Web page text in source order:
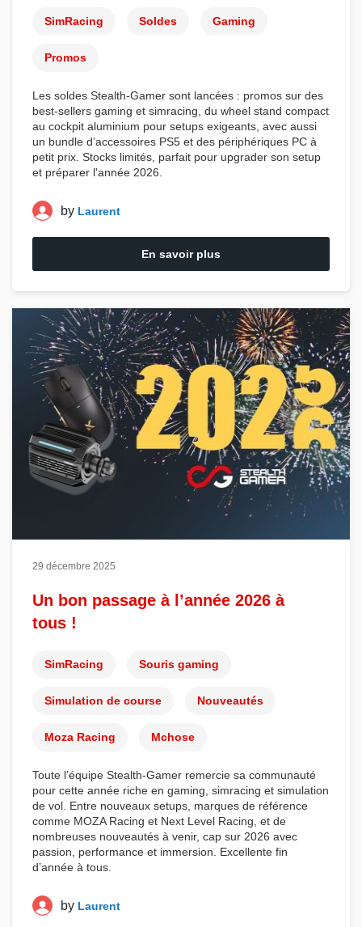
SimRacing Soldes Gaming
Promos
Les soldes Stealth-Gamer sont lancées : promos sur des
best-sellers gaming et simracing , du wheel stand compact
au cockpit aluminium pour setups exigeants, avec aussi
un bundle d’accessoires PS5 et des périphériques PC à
petit prix . Stocks limités, parfait pour upgrader son setup
et préparer l'année 2026.
by Laurent
En savoir plus
29 décembre 2025
Un bon passage à l’année 2026 à
tous !
SimRacing Souris gaming
Simulation de course Nouveautés
Moza Racing Mchose
Toute l’équipe Stealth-Gamer remercie sa communauté
pour cette année riche en gaming simracing et simulation
de vol . Entre nouveaux setups, marques de référence
comme MOZA Racing et Next Level Racing , et de
nombreuses nouveautés à venir, cap sur 2026 avec
passion, performance et immersion. Excellente fin
d’année à tous.
by Laurent